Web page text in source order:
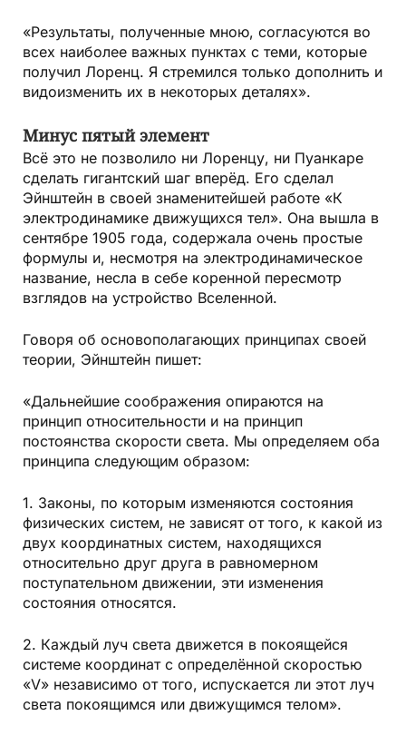
«Результаты, полученные мною, согласуются во
всех наиболее важных пунктах с теми, которые
получил Лоренц. Я стремился только дополнить и
видоизменить их в некоторых деталях».
Минус пятый элемент
Всё это не позволило ни Лоренцу, ни Пуанкаре
сделать гигантский шаг вперёд. Его сделал
Эйнштейн в своей знаменитейшей работе «К
электродинамике движущихся тел». Она вышла в
сентябре 1905 года, содержала очень простые
формулы и, несмотря на электродинамическое
название, несла в себе коренной пересмотр
взглядов на устройство Вселенной.
Говоря об основополагающих принципах своей
теории, Эйнштейн пишет:
«Дальнейшие соображения опираются на
принцип относительности и на принцип
постоянства скорости света. Мы определяем оба
принципа следующим образом:
1. Законы, по которым изменяются состояния
физических систем, не зависят от того, к какой из
двух координатных систем, находящихся
относительно друг друга в равномерном
поступательном движении, эти изменения
состояния относятся.
2. Каждый луч света движется в покоящейся
системе координат с определённой скоростью
«V» независимо от того, испускается ли этот луч
света покоящимся или движущимся телом».